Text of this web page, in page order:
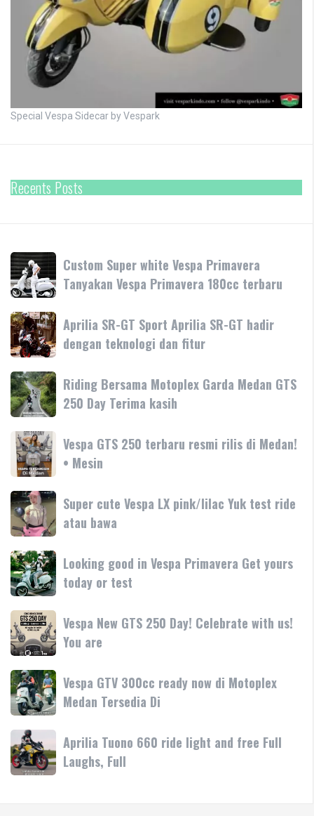
Special Vespa Sidecar by Vespark
Recents Posts
Custom
Super
white
Vespa
Primavera
Tanyakan
Vespa
Primavera
180cc
terbaru
Custom Super white Vespa Primavera
Tanyakan Vespa Primavera 180cc terbaru
Aprilia
SR-
GT
Sport
Aprilia
SR-
GT
hadir
dengan
teknologi
fitur
Aprilia SR-GT Sport Aprilia SR-GT hadir
dengan teknologi dan fitur
Riding
Bersama
Motoplex
Garda
Medan
GTS
250
Day
Terima
kasih
Riding Bersama Motoplex Garda Medan GTS
250 Day Terima kasih
Vespa
GTS
250
terbaru
resmi
rilis
di
Medan!
•
Mesin
Vespa GTS 250 terbaru resmi rilis di Medan!
• Mesin
Super
cute
Vespa
LX
pink/lilac
Yuk
test
ride
atau
bawa
Super cute Vespa LX pink/lilac Yuk test ride
atau bawa
Looking
good
in
Vespa
Primavera
Get
yours
today
or
test
Looking good in Vespa Primavera Get yours
today or test
Vespa
New
GTS
250
Day!
Celebrate
with
us!
You
are
Vespa New GTS 250 Day! Celebrate with us!
You are
Vespa
GTV
300cc
ready
now
di
Motoplex
Vespa GTV 300cc ready now di Motoplex
Medan Tersedia Di
Aprilia
Tuono
660
Aprilia Tuono 660 ride light and free Full
Laughs, Full